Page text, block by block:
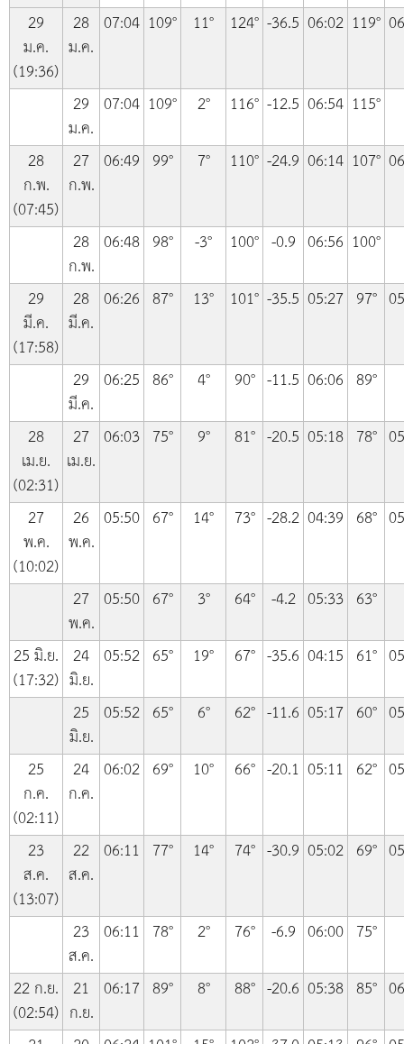
29
ม.ค.
(19:36)
28
ม.ค.
07:04 109° 11° 124° -36.5 06:02 119°
29
ม.ค.
07:04 109° 2° 116° -12.5 06:54 115°
28
ก.พ.
(07:45)
27
ก.พ.
06:49 99° 7° 110° -24.9 06:14 107°
28
ก.พ.
06:48 98° -3° 100° -0.9 06:56 100°
29
มี.ค.
(17:58)
28
มี.ค.
06:26 87° 13° 101° -35.5 05:27 97°
29
มี.ค.
06:25 86° 4° 90° -11.5 06:06 89°
28
เม.ย.
(02:31)
27
เม.ย.
06:03 75° 9° 81° -20.5 05:18 78°
27
พ.ค.
(10:02)
26
พ.ค.
05:50 67° 14° 73° -28.2 04:39 68°
27
พ.ค.
05:50 67° 3° 64° -4.2 05:33 63°
25 มิ.ย.
(17:32)
24
มิ.ย.
05:52 65° 19° 67° -35.6 04:15 61°
25
มิ.ย.
05:52 65° 6° 62° -11.6 05:17 60°
25
ก.ค.
(02:11)
24
ก.ค.
06:02 69° 10° 66° -20.1 05:11 62°
23
ส.ค.
(13:07)
22
ส.ค.
06:11 77° 14° 74° -30.9 05:02 69°
23
ส.ค.
06:11 78° 2° 76° -6.9 06:00 75°
22 ก.ย.
(02:54)
21
ก.ย.
06:17 89° 8° 88° -20.6 05:38 85°